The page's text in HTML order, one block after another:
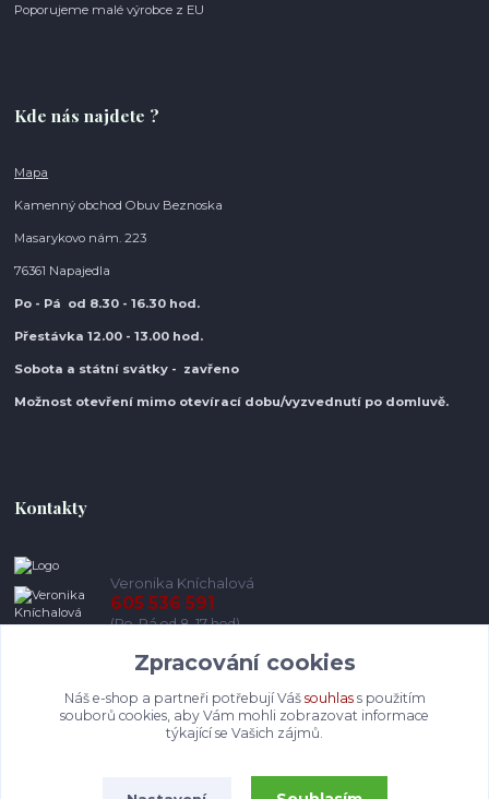
Poporujeme malé výrobce z EU
Kde nás najdete ?
Mapa
Kamenný obchod Obuv Beznoska
Masarykovo nám. 223
76361 Napajedla
Po - Pá od 8.30 - 16.30 hod.
Přestávka 12.00 - 13.00 hod.
Sobota a státní svátky - zavřeno
Možnost otevření mimo otevírací dobu/vyzvednutí po domluvě.
Kontakty
Veronika Kníchalová
605 536 591
(Po-Pá od 8-17 hod)
info@pohodlneboty.cz
Zpracování cookies
Náš e-shop a partneři potřebují Váš souhlass použitím
souborů cookies, aby Vám mohli zobrazovat informace
týkající se Vašich zájmů.